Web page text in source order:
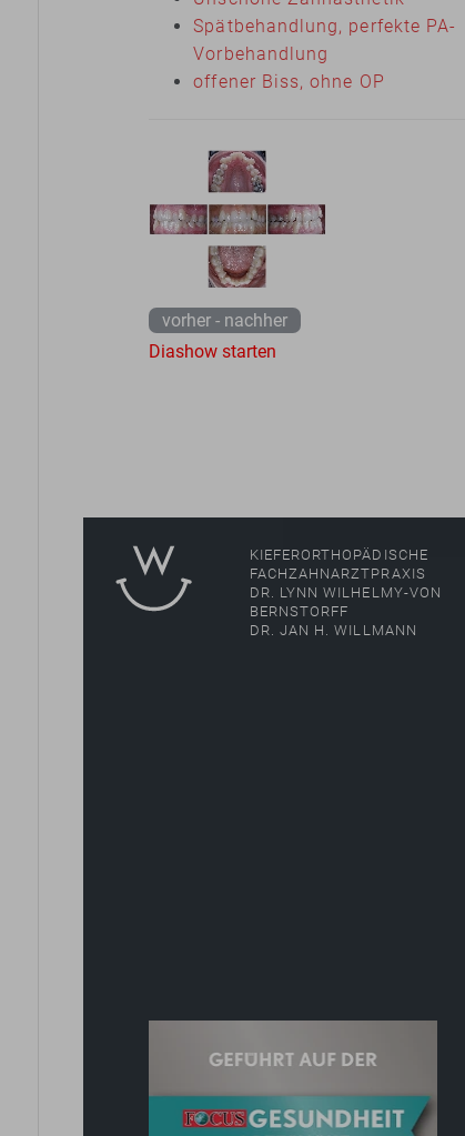
Spätbehandlung, perfekte PA-
Vorbehandlung
offener Biss, ohne OP
vorher - nachher
Diashow starten
KIEFERORTHOPÄDISCHE
FACHZAHNARZTPRAXIS
DR. LYNN WILHELMY-VON
BERNSTORFF
DR. JAN H. WILLMANN